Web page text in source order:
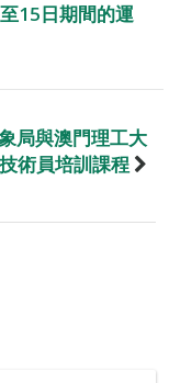
15日期間的運
局與澳門理工大
術員培訓課程